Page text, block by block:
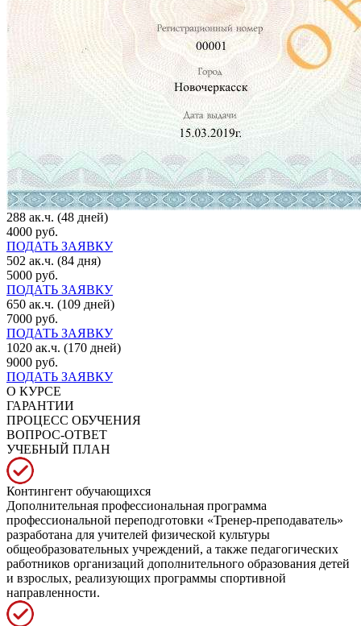
288 ак.ч. (48 дней)
4000 руб.
ПОДАТЬ ЗАЯВКУ
502 ак.ч. (84 дня)
5000 руб.
ПОДАТЬ ЗАЯВКУ
650 ак.ч. (109 дней)
7000 руб.
ПОДАТЬ ЗАЯВКУ
1020 ак.ч. (170 дней)
9000 руб.
ПОДАТЬ ЗАЯВКУ
О КУРСЕ
ГАРАНТИИ
ПРОЦЕСС ОБУЧЕНИЯ
ВОПРОС-ОТВЕТ
УЧЕБНЫЙ ПЛАН
Контингент обучающихся
Дополнительная профессиональная программа
профессиональной переподготовки «Тренер-преподаватель»
разработана для учителей физической культуры
общеобразовательных учреждений, а также педагогических
работников организаций дополнительного образования детей
и взрослых, реализующих программы спортивной
направленности.